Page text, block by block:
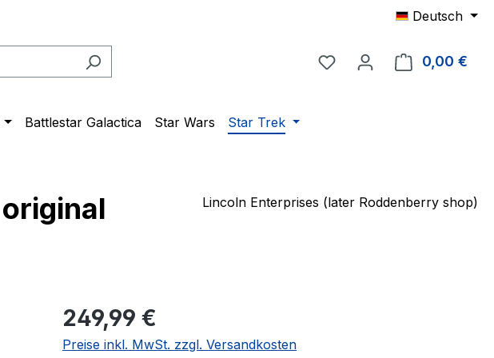
Deutsch
Du hast 0 Produkte auf
0,00 €
Battlestar Galactica Star Wars Star Trek
Lincoln Enterprises (later Roddenberry shop)
Regulärer Preis:
249,99 €
Preise inkl. MwSt. zzgl. Versandkosten